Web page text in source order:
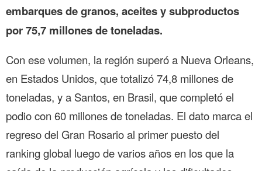
embarques de granos, aceites y subproductos
por 75,7 millones de toneladas.
Con ese volumen, la región superó a Nueva Orleans,
en Estados Unidos, que totalizó 74,8 millones de
toneladas, y a Santos, en Brasil, que completó el
podio con 60 millones de toneladas. El dato marca el
regreso del Gran Rosario al primer puesto del
ranking global luego de varios años en los que la